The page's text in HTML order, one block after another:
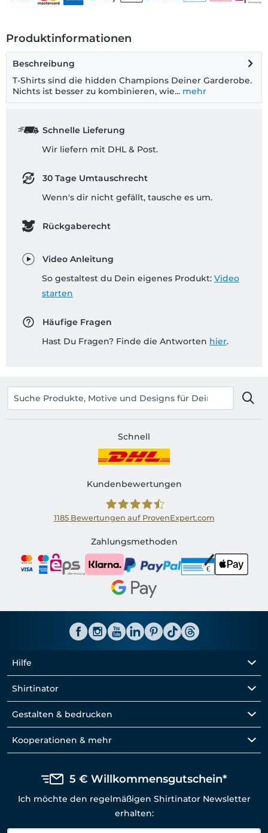
Produktinformationen
Beschreibung
T-Shirts sind die hidden Champions Deiner Garderobe.
Nichts ist besser zu kombinieren, wie... mehr
Schnelle Lieferung
Wir liefern mit DHL & Post.
30 Tage Umtauschrecht
Wenn's dir nicht gefällt, tausche es um.
Rückgaberecht
Video Anleitung
So gestaltest du Dein eigenes Produkt: Video
starten
Häufige Fragen
Hast Du Fragen? Finde die Antworten hier.
Schnell
Kundenbewertungen
Shirtinator AT
1185Bewertungen auf ProvenExpert.com
Zahlungsmethoden
Hilfe
Shirtinator
Gestalten & bedrucken
Kooperationen & mehr
5 € Willkommensgutschein*
Ich möchte den regelmäßigen Shirtinator Newsletter
erhalten: